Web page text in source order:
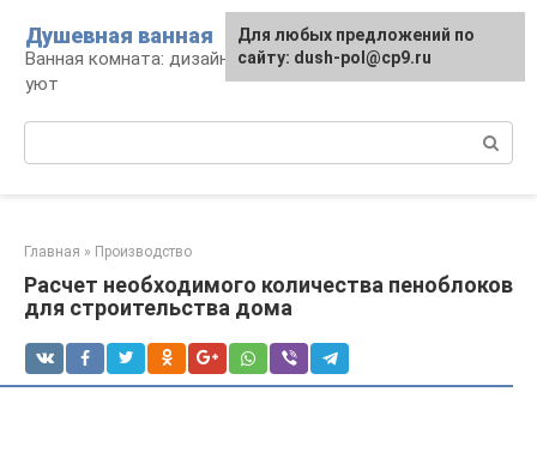
контенту
Душевная ванная
Ванная комната: дизайн, саноборудование,
уют
Главная » Производство
Расчет необходимого количества пеноблоков
для строительства дома
Для любых предложений по
сайту: dush-pol@cp9.ru